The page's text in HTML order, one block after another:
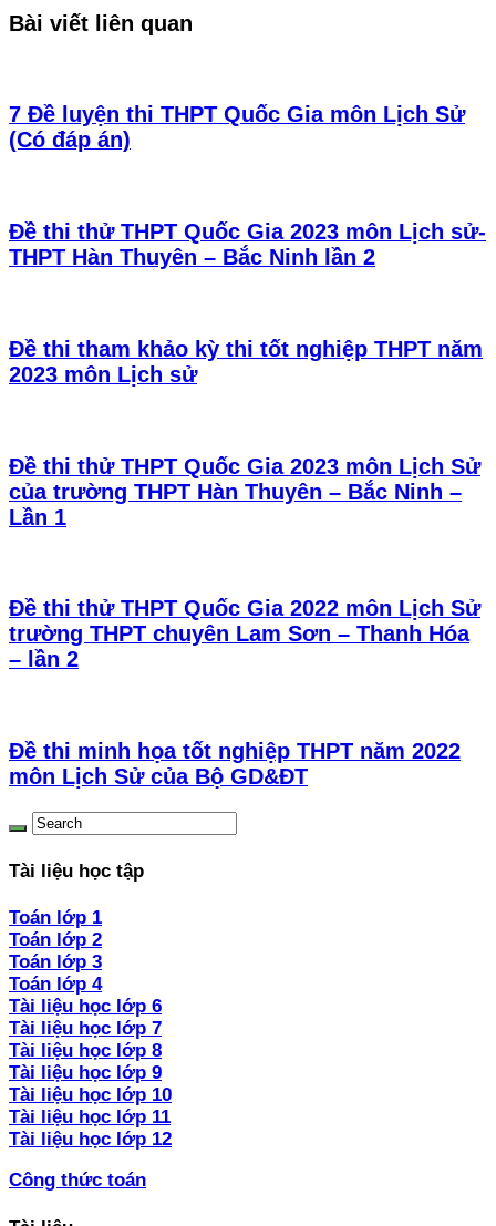
Bài viết liên quan
7 Đề luyện thi THPT Quốc Gia môn Lịch Sử
(Có đáp án)
Đề thi thử THPT Quốc Gia 2023 môn Lịch sử-
THPT Hàn Thuyên – Bắc Ninh lần 2
Đề thi tham khảo kỳ thi tốt nghiệp THPT năm
2023 môn Lịch sử
Đề thi thử THPT Quốc Gia 2023 môn Lịch Sử
của trường THPT Hàn Thuyên – Bắc Ninh –
Lần 1
Đề thi thử THPT Quốc Gia 2022 môn Lịch Sử
trường THPT chuyên Lam Sơn – Thanh Hóa
– lần 2
Đề thi minh họa tốt nghiệp THPT năm 2022
môn Lịch Sử của Bộ GD&ĐT
Tài liệu học tập
Toán lớp 1
Toán lớp 2
Toán lớp 3
Toán lớp 4
Tài liệu học lớp 6
Tài liệu học lớp 7
Tài liệu học lớp 8
Tài liệu học lớp 9
Tài liệu học lớp 10
Tài liệu học lớp 11
Tài liệu học lớp 12
Công thức toán